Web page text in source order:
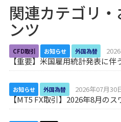
関連カテゴリ
ンツ
CFD取引 お知らせ 外国為替
【重要】米国雇用統計発表に伴
お知らせ 外国為替 2026年07月30
【MT5 FX取引】2026年8月の